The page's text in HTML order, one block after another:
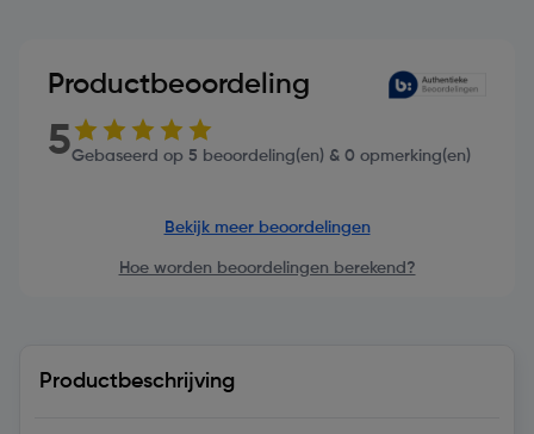
Productbeoordeling
5Gebaseerd op 5 beoordeling(en) & 0 opmerking(en)
Bekijk meer beoordelingen
Hoe worden beoordelingen berekend?
Productbeschrijving